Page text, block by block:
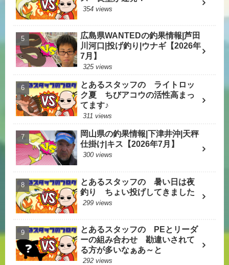
354 views
広島県WANTEDの釣果情報|芦田
川河口|投げ釣り|ウナギ【2026年
7月】
325 views
とあるスタッフの ライトロッ
ク夏 ちびアコウの活性高まっ
てます♪
311 views
岡山県の釣果情報|下津井沖|天秤
仕掛け|キス【2026年7月】
300 views
とあるスタッフの 暑い日は夜
釣り ちょい投げしてきました
299 views
とあるスタッフの PEとリーダ
ーの組み合わせ 勘違いされて
る方が多いなぁあ～と
292 views